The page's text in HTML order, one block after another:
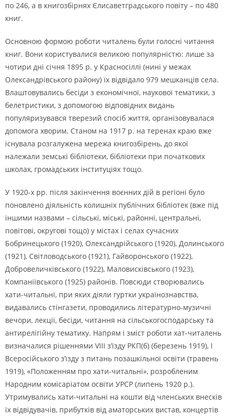
по 246, а в книгозбірнях Єлисаветградського повіту – по 480
книг.
Основною формою роботи читалень були голосні читання
книг. Вони користувалися великою популярністю: лише за
чотири дні січня 1895 р. у Красносіллі (нині у межах
Олександрівського району) їх відвідало 979 мешканців села.
Влаштовувались бесіди з економічної, наукової тематики, з
белетристики, з допомогою відповідних видань
популяризувався тверезий спосіб життя, організовувалася
допомога хворим. Станом на 1917 р. на теренах краю вже
існувала розгалужена мережа книгозбірень, до якої
належали земські бібліотеки, бібліотеки при початкових
школах, громадських інституціях тощо.
У 1920-х рр. після закінчення воєнних дій в регіоні було
поновлено діяльність колишніх публічних бібліотек (вже під
іншими назвами – сільські, міські, районні, центральні,
повітові, округові тощо) у містах і селах сучасних
Бобринецького (1920), Олександрійського (1920), Долинського
(1921), Світловодського (1921), Гайворонського (1922),
Добровеличківського (1922), Маловисківського (1923),
Компаніївського (1925) районів. Повсюди створювались
хати-читальні, при яких діяли гуртки українознавства,
видавались стінгазети, проводились літературно-музичні
вечори, лекції, бесіди, читання на сільськогосподарську та
антирелігійну тематику. Напрям і зміст роботи хат-читалень
визначалися рішеннями VІІІ з’їзду РКП(б) (березень 1919), І
Всеросійського з’їзду з питань позашкільної освіти (травень
1919), «Положенням про хати-читальні», розробленим
Народним комісаріатом освіти УРСР (липень 1920 р.).
Утримувались хати-читальні на кошти від членських внесків
їх відвідувачів, прибутків від аматорських вистав, концертів